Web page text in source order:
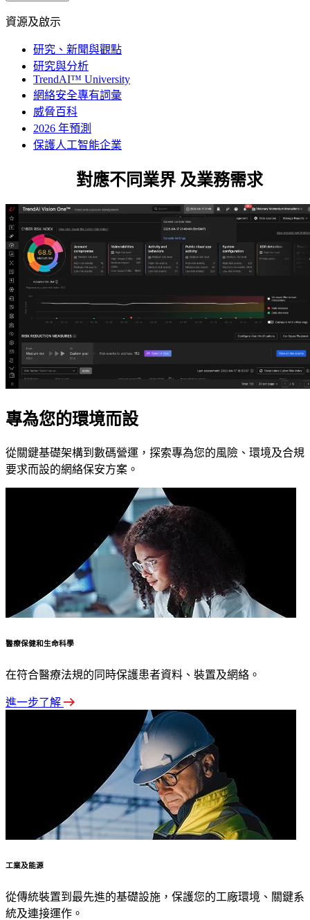
資源及啟示
研究、新聞與觀點
研究與分析
TrendAI™ University
網絡安全專有詞彙
威脅百科
2026 年預測
保護人工智能企業
對應不同業界 及業務需求
專為您的環境而設
從關鍵基礎架構到數碼營運，探索專為您的風險、環境及合規
要求而設的網絡保安方案。
醫療保健和生命科學
在符合醫療法規的同時保護患者資料、裝置及網絡。
進一步了解
工業及能源
從傳統裝置到最先進的基礎設施，保護您的工廠環境、關鍵系
統及連接運作。